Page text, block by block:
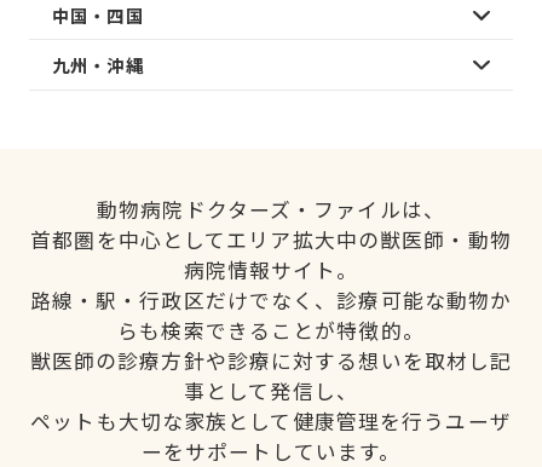
中国・四国
九州・沖縄
動物病院ドクターズ・ファイルは、
首都圏を中心としてエリア拡大中の獣医師・動物
病院情報サイト。
路線・駅・行政区だけでなく、診療可能な動物か
らも検索できることが特徴的。
獣医師の診療方針や診療に対する想いを取材し記
事として発信し、
ペットも大切な家族として健康管理を行うユーザ
ーをサポートしています。